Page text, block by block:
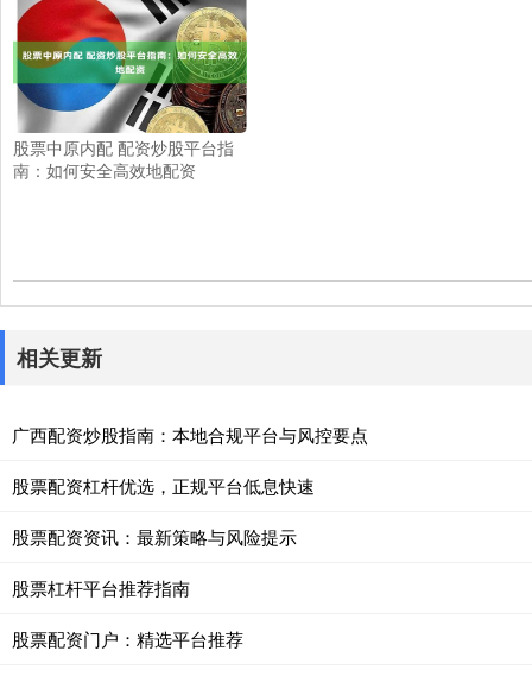
股票中原内配 配资炒股平台指
南：如何安全高效地配资
相关更新
广西配资炒股指南：本地合规平台与风控要点
股票配资杠杆优选，正规平台低息快速
股票配资资讯：最新策略与风险提示
股票杠杆平台推荐指南
股票配资门户：精选平台推荐